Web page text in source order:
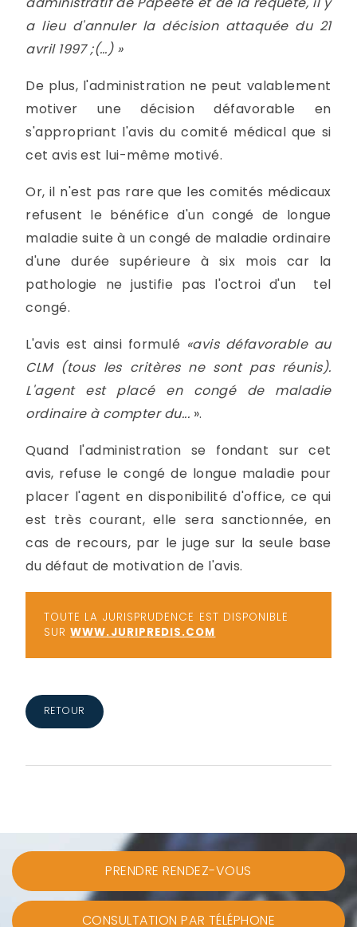
a lieu d'annuler la décision attaquée du 21
avril 1997 ;(…) »
De plus, l'administration ne peut valablement
motiver une décision défavorable en
s'appropriant l'avis du comité médical que si
cet avis est lui-même motivé.
Or, il n'est pas rare que les comités médicaux
refusent le bénéfice d'un congé de longue
maladie suite à un congé de maladie ordinaire
d'une durée supérieure à six mois car la
pathologie ne justifie pas l'octroi d'un tel
congé.
L'avis est ainsi formulé «avis défavorable au
CLM (tous les critères ne sont pas réunis).
L'agent est placé en congé de maladie
ordinaire à compter du... ».
Quand l'administration se fondant sur cet
avis, refuse le congé de longue maladie pour
placer l'agent en disponibilité d'office, ce qui
est très courant, elle sera sanctionnée, en
cas de recours, par le juge sur la seule base
du défaut de motivation de l'avis.
TOUTE LA JURISPRUDENCE EST DISPONIBLE
SURWWW.JURIPREDIS.COM
RETOUR
PRENDRE RENDEZ-VOUS
CONSULTATION PAR TÉLÉPHONE